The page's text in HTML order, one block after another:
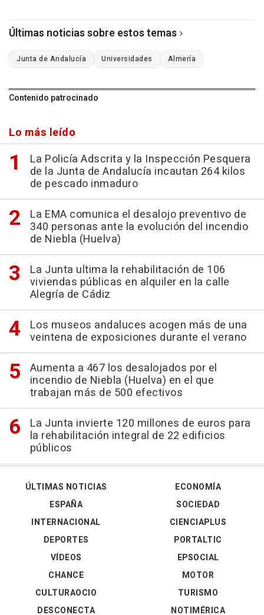
Últimas noticias sobre estos temas
Junta de Andalucía Universidades Almería
Contenido patrocinado
Lo más leído
La Policía Adscrita y la Inspección Pesquera
de la Junta de Andalucía incautan 264 kilos
de pescado inmaduro
La EMA comunica el desalojo preventivo de
340 personas ante la evolución del incendio
de Niebla (Huelva)
La Junta ultima la rehabilitación de 106
viviendas públicas en alquiler en la calle
Alegría de Cádiz
Los museos andaluces acogen más de una
veintena de exposiciones durante el verano
Aumenta a 467 los desalojados por el
incendio de Niebla (Huelva) en el que
trabajan más de 500 efectivos
La Junta invierte 120 millones de euros para
la rehabilitación integral de 22 edificios
públicos
ÚLTIMAS NOTICIAS
ESPAÑA
INTERNACIONAL
DEPORTES
VÍDEOS
ECONOMÍA
SOCIEDAD
CIENCIAPLUS
PORTALTIC
EPSOCIAL
CHANCE
CULTURAOCIO
DESCONECTA
MOTOR
TURISMO
NOTIMÉRICA